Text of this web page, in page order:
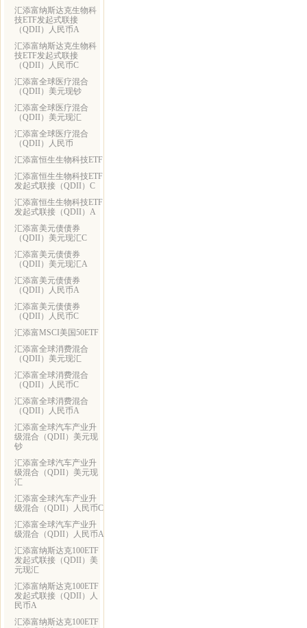
汇添富纳斯达克生物科
技ETF发起式联接
（QDII）人民币A
汇添富纳斯达克生物科
技ETF发起式联接
（QDII）人民币C
汇添富全球医疗混合
（QDII）美元现钞
汇添富全球医疗混合
（QDII）美元现汇
汇添富全球医疗混合
（QDII）人民币
汇添富恒生生物科技ETF
汇添富恒生生物科技ETF
发起式联接（QDII）C
汇添富恒生生物科技ETF
发起式联接（QDII）A
汇添富美元债债券
（QDII）美元现汇C
汇添富美元债债券
（QDII）美元现汇A
汇添富美元债债券
（QDII）人民币A
汇添富美元债债券
（QDII）人民币C
汇添富MSCI美国50ETF
汇添富全球消费混合
（QDII）美元现汇
汇添富全球消费混合
（QDII）人民币C
汇添富全球消费混合
（QDII）人民币A
汇添富全球汽车产业升
级混合（QDII）美元现
钞
汇添富全球汽车产业升
级混合（QDII）美元现
汇
汇添富全球汽车产业升
级混合（QDII）人民币C
汇添富全球汽车产业升
级混合（QDII）人民币A
汇添富纳斯达克100ETF
发起式联接（QDII）美
元现汇
汇添富纳斯达克100ETF
发起式联接（QDII）人
民币A
汇添富纳斯达克100ETF